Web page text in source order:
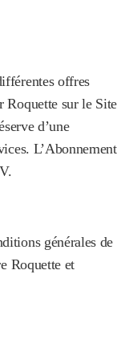
offres
Roquette sur le Site
d’une
L’Abonnement
générales de
Roquette et